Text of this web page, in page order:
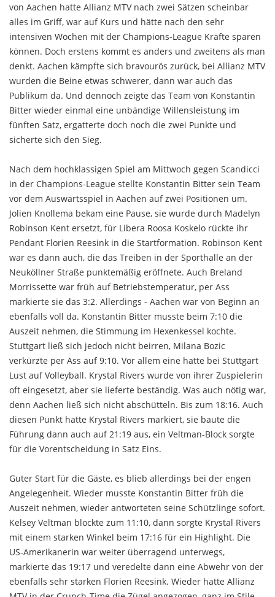
von Aachen hatte Allianz MTV nach zwei Sätzen scheinbar
alles im Griff, war auf Kurs und hätte nach den sehr
intensiven Wochen mit der Champions-League Kräfte sparen
können. Doch erstens kommt es anders und zweitens als man
denkt. Aachen kämpfte sich bravourös zurück, bei Allianz MTV
wurden die Beine etwas schwerer, dann war auch das
Publikum da. Und dennoch zeigte das Team von Konstantin
Bitter wieder einmal eine unbändige Willensleistung im
fünften Satz, ergatterte doch noch die zwei Punkte und
sicherte sich den Sieg.
Nach dem hochklassigen Spiel am Mittwoch gegen Scandicci
in der Champions-League stellte Konstantin Bitter sein Team
vor dem Auswärtsspiel in Aachen auf zwei Positionen um.
Jolien Knollema bekam eine Pause, sie wurde durch Madelyn
Robinson Kent ersetzt, für Libera Roosa Koskelo rückte ihr
Pendant Florien Reesink in die Startformation. Robinson Kent
war es dann auch, die das Treiben in der Sporthalle an der
Neuköllner Straße punktemäßig eröffnete. Auch Breland
Morrissette war früh auf Betriebstemperatur, per Ass
markierte sie das 3:2. Allerdings - Aachen war von Beginn an
ebenfalls voll da. Konstantin Bitter musste beim 7:10 die
Auszeit nehmen, die Stimmung im Hexenkessel kochte.
Stuttgart ließ sich jedoch nicht beirren, Milana Bozic
verkürzte per Ass auf 9:10. Vor allem eine hatte bei Stuttgart
Lust auf Volleyball. Krystal Rivers wurde von ihrer Zuspielerin
oft eingesetzt, aber sie lieferte beständig. Was auch nötig war,
denn Aachen ließ sich nicht abschütteln. Bis zum 18:16. Auch
diesen Punkt hatte Krystal Rivers markiert, sie baute die
Führung dann auch auf 21:19 aus, ein Veltman-Block sorgte
für die Vorentscheidung in Satz Eins.
Guter Start für die Gäste, es blieb allerdings bei der engen
Angelegenheit. Wieder musste Konstantin Bitter früh die
Auszeit nehmen, wieder antworteten seine Schützlinge sofort.
Kelsey Veltman blockte zum 11:10, dann sorgte Krystal Rivers
mit einem starken Winkel beim 17:16 für ein Highlight. Die
US-Amerikanerin war weiter überragend unterwegs,
markierte das 19:17 und veredelte dann eine Abwehr von der
ebenfalls sehr starken Florien Reesink. Wieder hatte Allianz